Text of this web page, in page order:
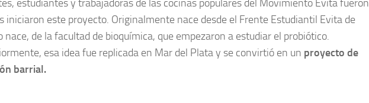
estudiantes y trabajadoras de las cocinas populares del Movimiento Evita fueron
iniciaron este proyecto. Originalmente nace desde el Frente Estudiantil Evita de
nace, de la facultad de bioquímica, que empezaron a estudiar el probiótico.
esa idea fue replicada en Mar del Plata y se convirtió en un proyecto de
barrial.